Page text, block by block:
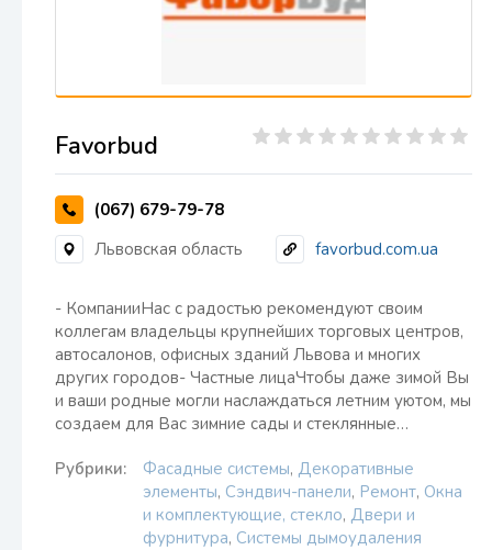
Favorbud
(067) 679-79-78
Львовская область
favorbud.com.ua
- КомпанииНас с радостью рекомендуют своим
коллегам владельцы крупнейших торговых центров,
автосалонов, офисных зданий Львова и многих
других городов- Частные лицаЧтобы даже зимой Вы
и ваши родные могли наслаждаться летним уютом, мы
создаем для Вас зимние сады и стеклянные…
Рубрики: Фасадные системы, Декоративные
элементы, Сэндвич-панели, Ремонт, Окна
и комплектующие, стекло, Двери и
фурнитура, Системы дымоудаления